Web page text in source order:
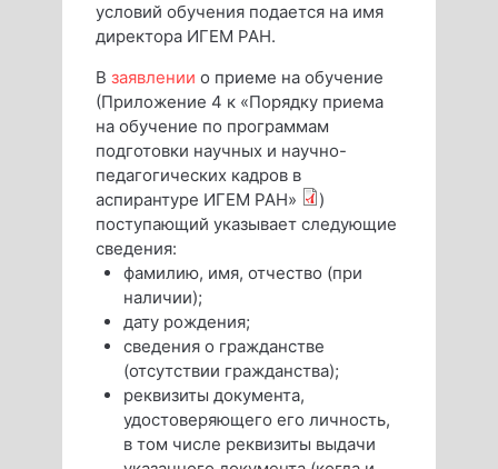
условий обучения подается на имя
директора ИГЕМ РАН.
В заявлении о приеме на обучение
(Приложение 4 к «Порядку приема
на обучение по программам
подготовки научных и научно-
педагогических кадров в
аспирантуре ИГЕМ РАН»
)
поступающий указывает следующие
сведения:
фамилию, имя, отчество (при
наличии);
дату рождения;
сведения о гражданстве
(отсутствии гражданства);
реквизиты документа,
удостоверяющего его личность,
в том числе реквизиты выдачи